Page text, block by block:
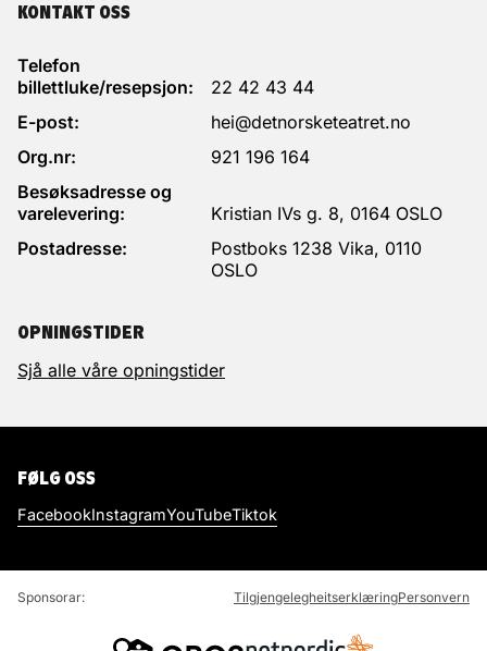
KONTAKT OSS
Telefon
billettluke/resepsjon:
22 42 43 44
E-post:
hei@detnorsketeatret.no
Org.nr:
921 196 164
Besøksadresse og
varelevering:
Kristian IVs g. 8, 0164 OSLO
Postadresse:
Postboks 1238 Vika, 0110
OSLO
OPNINGSTIDER
Sjå alle våre opningstider
FØLG OSS
FacebookInstagramYouTubeTiktok
Sponsorar: TilgjengelegheitserklæringPersonvern